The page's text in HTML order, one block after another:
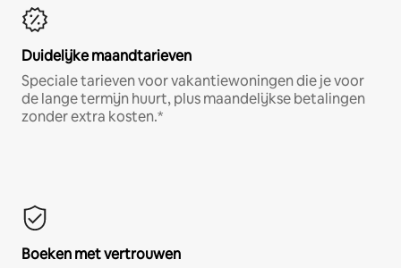
Duidelijke maandtarieven
Speciale tarieven voor vakantiewoningen die je voor
de lange termijn huurt, plus maandelijkse betalingen
zonder extra kosten.*
Boeken met vertrouwen